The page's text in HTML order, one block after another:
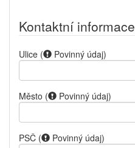
Kontaktní informace
Ulice ( Povinný údaj)
Město ( Povinný údaj)
PSČ ( Povinný údaj)